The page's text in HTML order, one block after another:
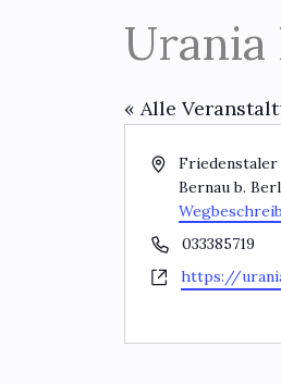
Urania
« Alle
AdresseFriedenstaler
Bernau b.
Telefon033385719
Webseite
https://